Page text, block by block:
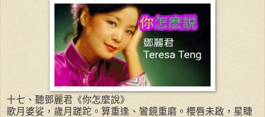
十七、聽鄧麗君《你怎麼說》
歌月婆娑，歲月蹉跎。算重逢、鸞鏡重磨。櫻唇未啟，星睫